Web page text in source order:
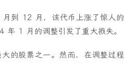
到 12 月，该代币上涨了惊人的
1 月的调整引发了重大损失。
的股票之一。然而，在调整过程